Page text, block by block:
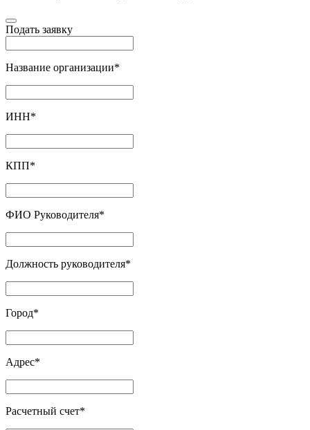
Подать заявку
Название организации*
ИНН*
КПП*
ФИО Руководителя*
Должность руководителя*
Город*
Адрес*
Расчетный счет*